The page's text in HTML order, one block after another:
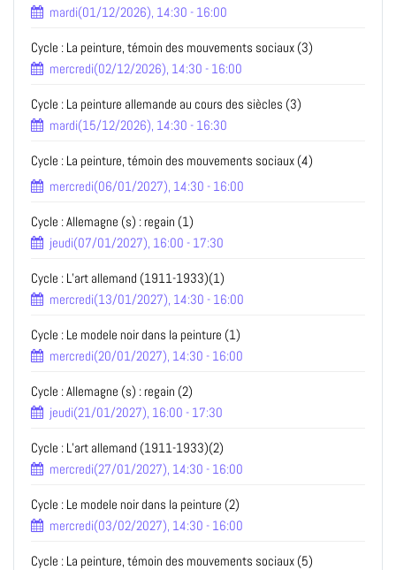
mardi(01/12/2026), 14:30 - 16:00
Cycle : La peinture, témoin des mouvements sociaux (3)
mercredi(02/12/2026), 14:30 - 16:00
Cycle : La peinture allemande au cours des siècles (3)
mardi(15/12/2026), 14:30 - 16:30
Cycle : La peinture, témoin des mouvements sociaux (4)
mercredi(06/01/2027), 14:30 - 16:00
Cycle : Allemagne (s) : regain (1)
jeudi(07/01/2027), 16:00 - 17:30
Cycle : L’art allemand (1911-1933)(1)
mercredi(13/01/2027), 14:30 - 16:00
Cycle : Le modele noir dans la peinture (1)
mercredi(20/01/2027), 14:30 - 16:00
Cycle : Allemagne (s) : regain (2)
jeudi(21/01/2027), 16:00 - 17:30
Cycle : L’art allemand (1911-1933)(2)
mercredi(27/01/2027), 14:30 - 16:00
Cycle : Le modele noir dans la peinture (2)
mercredi(03/02/2027), 14:30 - 16:00
Cycle : La peinture, témoin des mouvements sociaux (5)